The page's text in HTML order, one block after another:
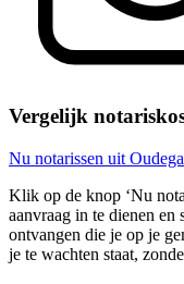
Vergelijk
Nu notarissen uit
Klik op de knop ‘Nu
aanvraag in te dienen
ontvangen die je op je
je te wachten staat,